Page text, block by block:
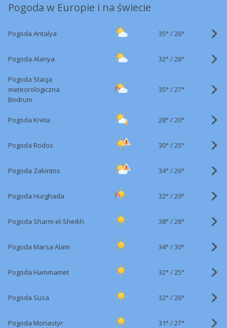
Pogoda w Europie i na świecie
Pogoda Antalya 35° /26°
Pogoda Alanya 32° /28°
Pogoda Stacja
meteorologiczna
Bodrum
35° /27°
Pogoda Kreta 28° /20°
Pogoda Rodos 30° /25°
Pogoda Zakintos 34° /26°
Pogoda Hurghada 32° /29°
Pogoda Sharm el-Sheikh 38° /28°
Pogoda Marsa Alam 34° /30°
Pogoda Hammamet 32° /25°
Pogoda Susa 32° /26°
Pogoda Monastyr 31° /27°